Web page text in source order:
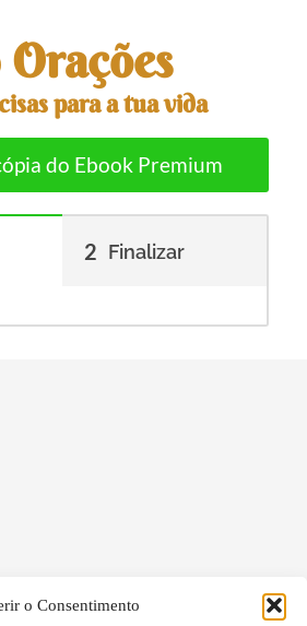
o Consentimento
para a tua vida
do Ebook Premium
2 Finalizar